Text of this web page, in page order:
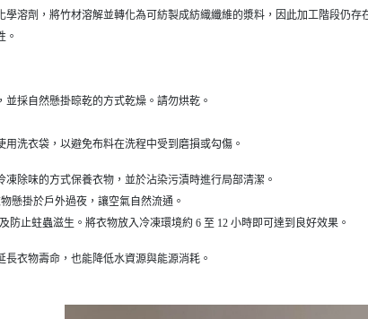
溶劑，將竹材溶解並轉化為可紡製成紡織纖維的漿料，因此加工階段仍
。
採自然懸掛晾乾的方式乾燥。請勿烘乾。
洗衣袋，以避免布料在洗程中受到磨損或勾傷。
除味的方式保養衣物，並於沾染污漬時進行局部清潔。
懸掛於戶外過夜，讓空氣自然流通。
防止蛀蟲滋生。將衣物放入冷凍環境約 6 至 12 小時即可達到良好效果。
衣物壽命，也能降低水資源與能源消耗。